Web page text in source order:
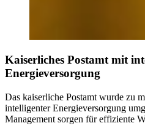
Kaiserliches Postamt mit
Energieversorgung
Das kaiserliche Postamt wurde zu
intelligenter Energieversorgung
Management sorgen für effiziente